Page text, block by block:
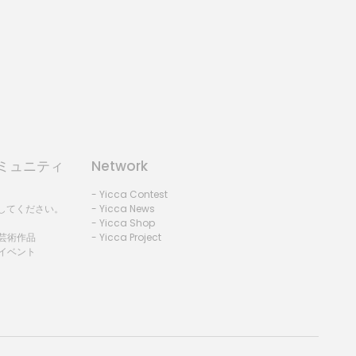
ュニティ
ください。
術作品
ベント
Network
- Yicca Contest
- Yicca News
- Yicca Shop
- Yicca Project